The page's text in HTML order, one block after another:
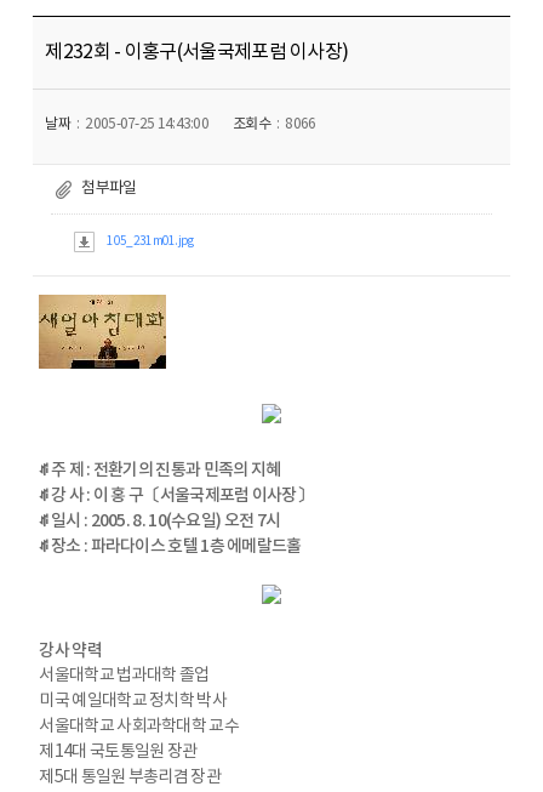
제232회 - 이홍구(서울국제포럼 이사장)
날짜 2005-07-25 14:43:00 조회수 8066
첨부파일
105_231m01.jpg
ꁮ 주 제 : 전환기의 진통과 민족의 지혜
ꁮ 강 사 : 이 홍 구〔서울국제포럼 이사장〕
ꁮ 일시 : 2005. 8. 10(수요일) 오전 7시
ꁮ 장소 : 파라다이스 호텔 1층 에메랄드홀
강사 약력
서울대학교 법과대학 졸업
미국 예일대학교 정치학 박사
서울대학교 사회과학대학 교수
제14대 국토통일원 장관
제5대 통일원 부총리겸 장관